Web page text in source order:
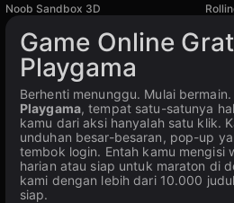
Noob Sandbox 3D
Game Online
Playgama
Berhenti menunggu. Mulai
Playgama, tempat satu-satunya
kamu dari aksi hanyalah satu klik.
unduhan besar-besaran, pop-up
tembok login. Entah kamu mengisi
harian atau siap untuk maraton di
kami dengan lebih dari 10.000
siap.